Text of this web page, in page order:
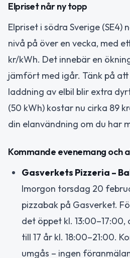
Elpriset når ny topp
Elpriset i södra Sverige (SE4)
nivå på över en vecka, med
kr/kWh. Det innebär en
jämfört med igår. Tänk på att
laddning av elbil blir extra
(50 kWh) kostar nu cirka 89
din elanvändning om du har
Kommande evenemang och
Gasverkets Pizzeria –
Imorgon torsdag 20
pizzabak på Gasverket.
det öppet kl. 13:00–17:00,
till 17 år kl. 18:00–21:00.
umgås – ingen